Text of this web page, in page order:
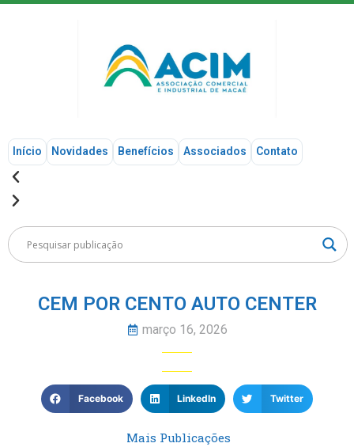
Início Novidades Benefícios Associados Contato
CEM POR CENTO AUTO CENTER
março 16, 2026
Facebook LinkedIn Twitter
Mais Publicações